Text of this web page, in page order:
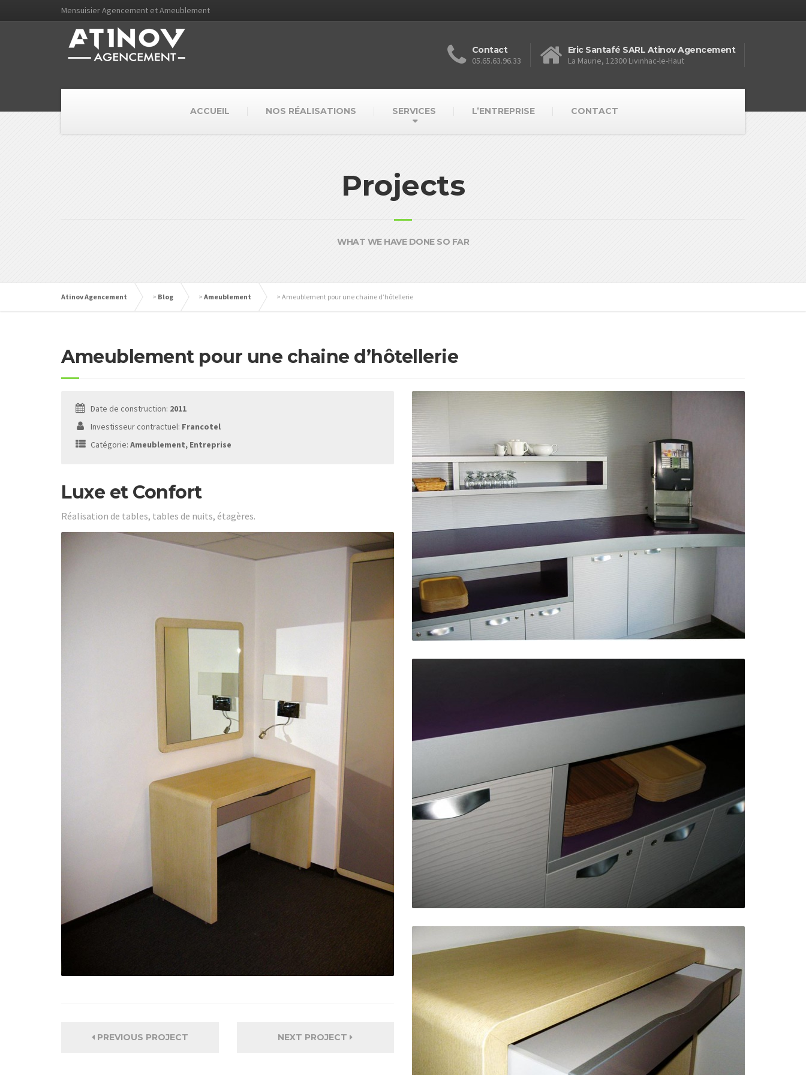
Mensuisier Agencement et Ameublement
Contact
05.65.63.96.33
Eric Santafé SARL Atinov Agencement
La Maurie, 12300 Livinhac-le-Haut
ACCUEIL NOS RÉALISATIONS SERVICES L’ENTREPRISE CONTACT
Projects
WHAT WE HAVE DONE SO FAR
Atinov Agencement > Blog > Ameublement > Ameublement pour une chaine d’hôtellerie
Ameublement pour une chaine d’hôtellerie
Date de construction: 2011
Investisseur contractuel: Francotel
Catégorie: Ameublement, Entreprise
Luxe et Confort
Réalisation de tables, tables de nuits, étagères.
PREVIOUS PROJECT NEXT PROJECT